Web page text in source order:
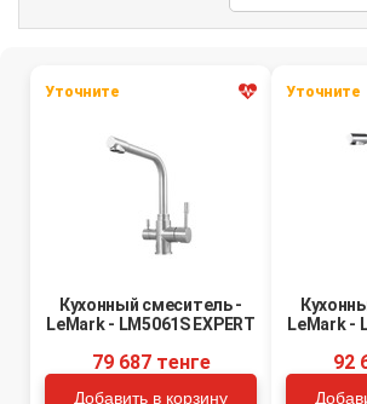
Уточните
Кухонный смеситель -
LeMark - LM5061S EXPERT
79 687 тенге
Добавить в корзину
Уточните
LeMark -
92